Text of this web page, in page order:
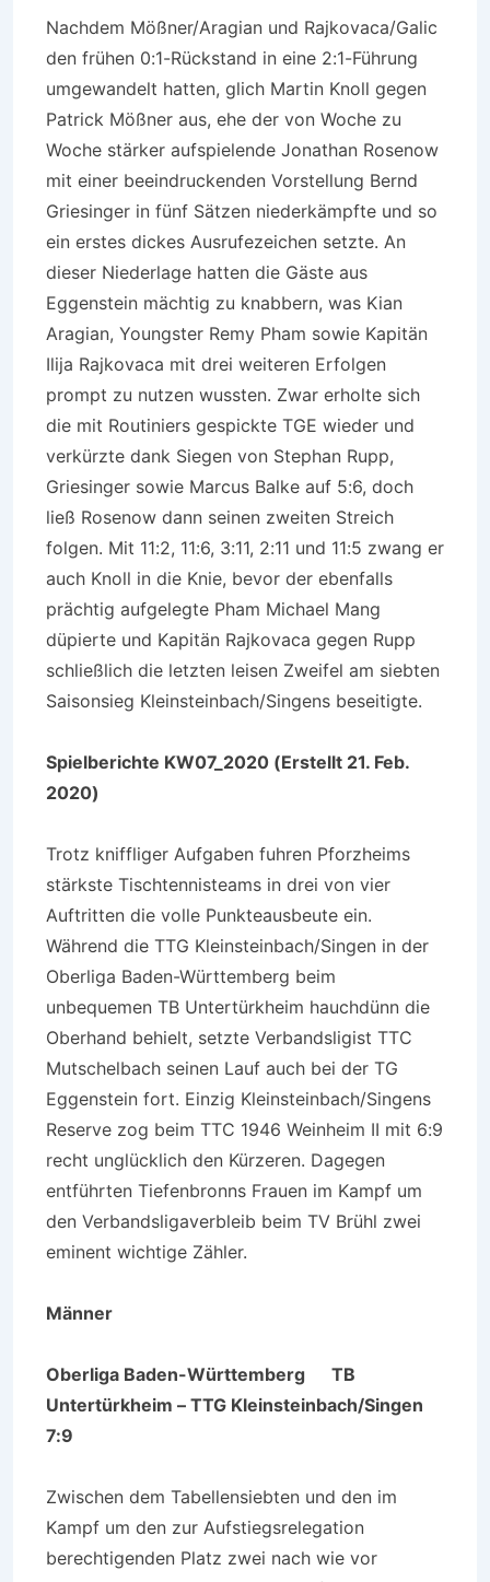
Nachdem Mößner/Aragian und Rajkovaca/Galic
den frühen 0:1-Rückstand in eine 2:1-Führung
umgewandelt hatten, glich Martin Knoll gegen
Patrick Mößner aus, ehe der von Woche zu
Woche stärker aufspielende Jonathan Rosenow
mit einer beeindruckenden Vorstellung Bernd
Griesinger in fünf Sätzen niederkämpfte und so
ein erstes dickes Ausrufezeichen setzte. An
dieser Niederlage hatten die Gäste aus
Eggenstein mächtig zu knabbern, was Kian
Aragian, Youngster Remy Pham sowie Kapitän
Ilija Rajkovaca mit drei weiteren Erfolgen
prompt zu nutzen wussten. Zwar erholte sich
die mit Routiniers gespickte TGE wieder und
verkürzte dank Siegen von Stephan Rupp,
Griesinger sowie Marcus Balke auf 5:6, doch
ließ Rosenow dann seinen zweiten Streich
folgen. Mit 11:2, 11:6, 3:11, 2:11 und 11:5 zwang er
auch Knoll in die Knie, bevor der ebenfalls
prächtig aufgelegte Pham Michael Mang
düpierte und Kapitän Rajkovaca gegen Rupp
schließlich die letzten leisen Zweifel am siebten
Saisonsieg Kleinsteinbach/Singens beseitigte.
Spielberichte KW07_2020 (Erstellt 21. Feb.
2020)
Trotz kniffliger Aufgaben fuhren Pforzheims
stärkste Tischtennisteams in drei von vier
Auftritten die volle Punkteausbeute ein.
Während die TTG Kleinsteinbach/Singen in der
Oberliga Baden-Württemberg beim
unbequemen TB Untertürkheim hauchdünn die
Oberhand behielt, setzte Verbandsligist TTC
Mutschelbach seinen Lauf auch bei der TG
Eggenstein fort. Einzig Kleinsteinbach/Singens
Reserve zog beim TTC 1946 Weinheim II mit 6:9
recht unglücklich den Kürzeren. Dagegen
entführten Tiefenbronns Frauen im Kampf um
den Verbandsligaverbleib beim TV Brühl zwei
eminent wichtige Zähler.
Männer
Oberliga Baden-Württemberg TB
Untertürkheim – TTG Kleinsteinbach/Singen
7:9
Zwischen dem Tabellensiebten und den im
Kampf um den zur Aufstiegsrelegation
berechtigenden Platz zwei nach wie vor